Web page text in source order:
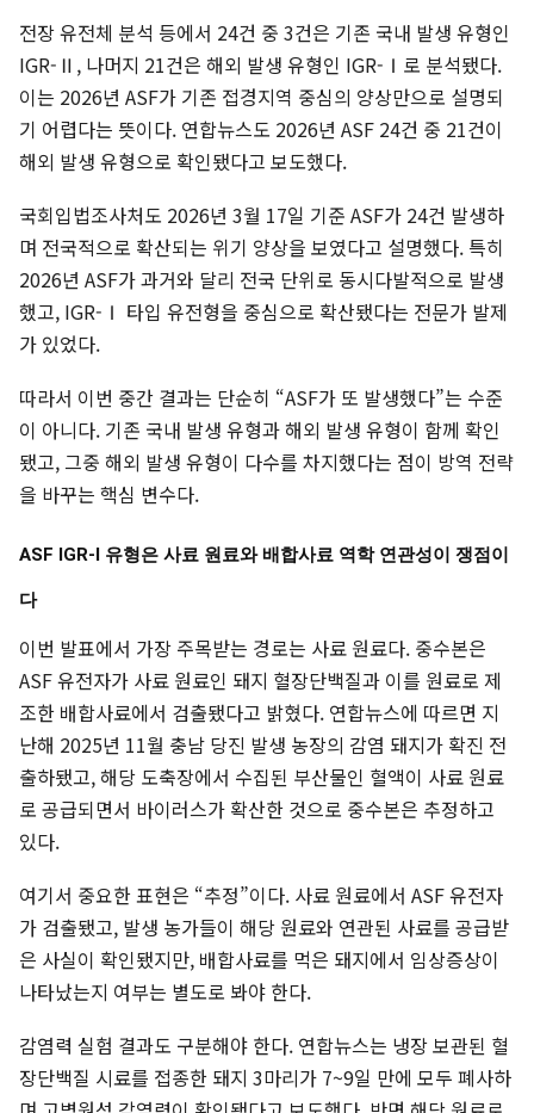
전장 유전체 분석 등에서 24건 중 3건은 기존 국내 발생 유형인
IGR-Ⅱ, 나머지 21건은 해외 발생 유형인 IGR-Ⅰ로 분석됐다.
이는 2026년 ASF가 기존 접경지역 중심의 양상만으로 설명되
기 어렵다는 뜻이다. 연합뉴스도 2026년 ASF 24건 중 21건이
해외 발생 유형으로 확인됐다고 보도했다.
국회입법조사처도 2026년 3월 17일 기준 ASF가 24건 발생하
며 전국적으로 확산되는 위기 양상을 보였다고 설명했다. 특히
2026년 ASF가 과거와 달리 전국 단위로 동시다발적으로 발생
했고, IGR-Ⅰ 타입 유전형을 중심으로 확산됐다는 전문가 발제
가 있었다.
따라서 이번 중간 결과는 단순히 “ASF가 또 발생했다”는 수준
이 아니다. 기존 국내 발생 유형과 해외 발생 유형이 함께 확인
됐고, 그중 해외 발생 유형이 다수를 차지했다는 점이 방역 전략
을 바꾸는 핵심 변수다.
ASF IGR-Ⅰ 유형은 사료 원료와 배합사료 역학 연관성이 쟁점이
다
이번 발표에서 가장 주목받는 경로는 사료 원료다. 중수본은
ASF 유전자가 사료 원료인 돼지 혈장단백질과 이를 원료로 제
조한 배합사료에서 검출됐다고 밝혔다. 연합뉴스에 따르면 지
난해 2025년 11월 충남 당진 발생 농장의 감염 돼지가 확진 전
출하됐고, 해당 도축장에서 수집된 부산물인 혈액이 사료 원료
로 공급되면서 바이러스가 확산한 것으로 중수본은 추정하고
있다.
여기서 중요한 표현은 “추정”이다. 사료 원료에서 ASF 유전자
가 검출됐고, 발생 농가들이 해당 원료와 연관된 사료를 공급받
은 사실이 확인됐지만, 배합사료를 먹은 돼지에서 임상증상이
나타났는지 여부는 별도로 봐야 한다.
감염력 실험 결과도 구분해야 한다. 연합뉴스는 냉장 보관된 혈
장단백질 시료를 접종한 돼지 3마리가 7~9일 만에 모두 폐사하